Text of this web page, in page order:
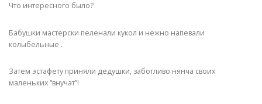
Что интересного было?
Бабушки мастерски пеленали кукол и нежно напевали
колыбельные .
Затем эстафету приняли дедушки, заботливо нянча своих
маленьких “внучат”!